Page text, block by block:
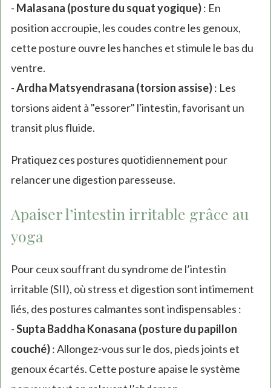
- Malasana (posture du squat yogique): En
position accroupie, les coudes contre les genoux,
cette posture ouvre les hanches et stimule le bas du
ventre.
-Ardha Matsyendrasana (torsion assise): Les
torsions aident à "essorer" l'intestin, favorisant un
transit plus fluide.
Pratiquez ces postures quotidiennement pour
relancer une digestion paresseuse.
Apaiser l’intestin irritable grâce au
yoga
Pour ceux souffrant du syndrome de l’intestin
irritable (SII), où stress et digestion sont intimement
liés, des postures calmantes sont indispensables :
-Supta Baddha Konasana (posture du papillon
couché): Allongez-vous sur le dos, pieds joints et
genoux écartés. Cette posture apaise le système